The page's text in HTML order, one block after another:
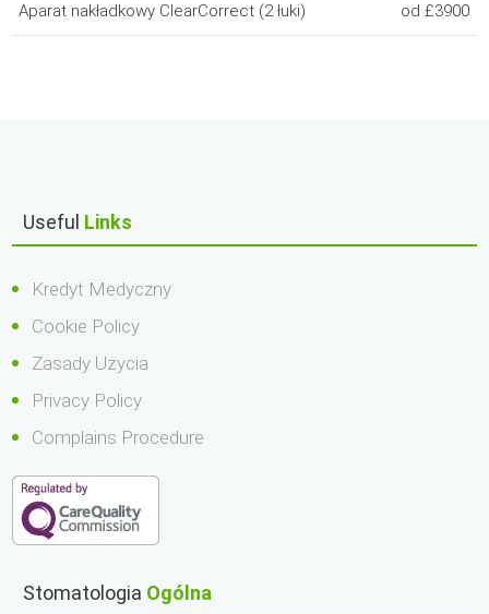
Aparat nakładkowy ClearCorrect (2 łuki) od £3900
Useful Links
Kredyt Medyczny
Cookie Policy
Zasady Użycia
Privacy Policy
Complains Procedure
Stomatologia Ogólna